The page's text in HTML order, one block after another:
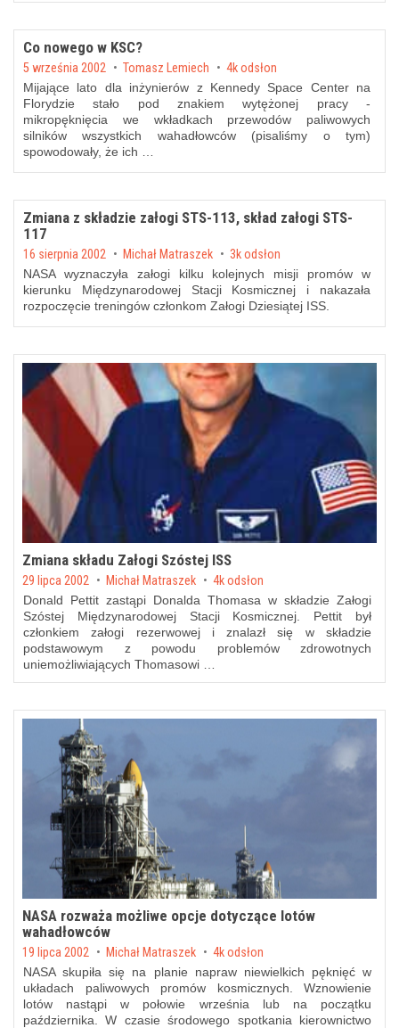
Co nowego w KSC?
Posted on
5 września 2002 byTomasz Lemiech 4k odsłon
Mijające lato dla inżynierów z Kennedy Space Center na
Florydzie stało pod znakiem wytężonej pracy -
mikropęknięcia we wkładkach przewodów paliwowych
silników wszystkich wahadłowców (pisaliśmy o tym)
spowodowały, że ich …
Zmiana z składzie załogi STS-113, skład załogi STS-
117
Posted on
16 sierpnia 2002 by Michał Matraszek 3k odsłon
NASA wyznaczyła załogi kilku kolejnych misji promów w
kierunku Międzynarodowej Stacji Kosmicznej i nakazała
rozpoczęcie treningów członkom Załogi Dziesiątej ISS.
Zmiana składu Załogi Szóstej ISS
Posted on
29 lipca 2002 by Michał Matraszek 4k odsłon
Donald Pettit zastąpi Donalda Thomasa w składzie Załogi
Szóstej Międzynarodowej Stacji Kosmicznej. Pettit był
członkiem załogi rezerwowej i znalazł się w składzie
podstawowym z powodu problemów zdrowotnych
uniemożliwiających Thomasowi …
NASA rozważa możliwe opcje dotyczące lotów
wahadłowców
Posted on
19 lipca 2002 by Michał Matraszek 4k odsłon
NASA skupiła się na planie napraw niewielkich pęknięć w
układach paliwowych promów kosmicznych. Wznowienie
lotów nastąpi w połowie września lub na początku
października. W czasie środowego spotkania kierownictwo